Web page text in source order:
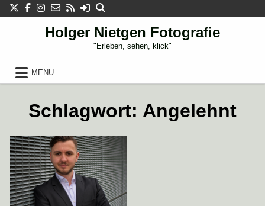
Skip
to
Holger Nietgen Fotografie
"Erleben, sehen, klick"
MENU
Schlagwort: Angelehnt